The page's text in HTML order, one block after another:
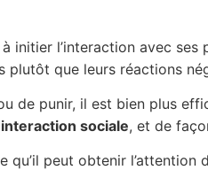
à initier l’interaction avec
plutôt que leurs réactions
de punir, il est bien plus
sociale, et de
qu’il peut obtenir